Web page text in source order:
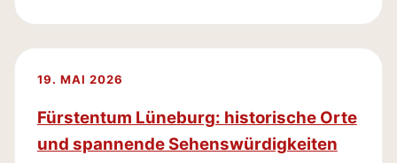
19. MAI 2026
Fürstentum Lüneburg: historische Orte
und spannende Sehenswürdigkeiten